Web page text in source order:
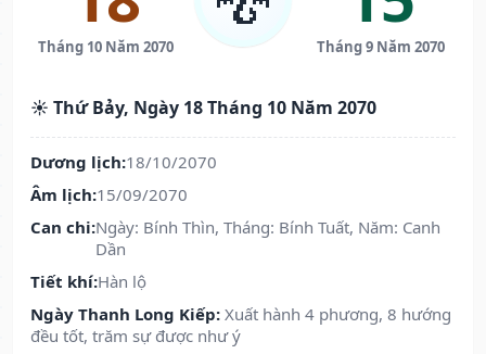
Tháng 10 Năm 2070 Tháng 9 Năm 2070
☀️ Thứ Bảy, Ngày 18 Tháng 10 Năm 2070
Dương lịch:18/10/2070
Âm lịch:15/09/2070
Can chi:Ngày: Bính Thìn, Tháng: Bính Tuất, Năm: Canh
Dần
Tiết khí:Hàn lộ
Ngày Thanh Long Kiếp: Xuất hành 4 phương, 8 hướng
đều tốt, trăm sự được như ý